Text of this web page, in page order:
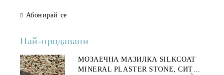
Абонирай се
Най-продавани
МОЗАЕЧНА МАЗИЛКА SILKCOAT
MINERAL PLASTER STONE, СИТЕН